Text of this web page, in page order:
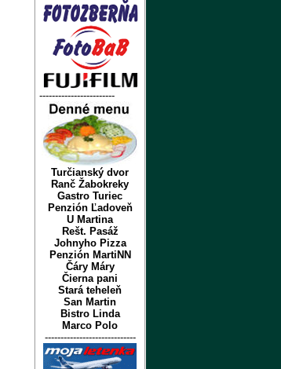
------------------------
Turčianský dvor
Ranč Žabokreky
Gastro Turiec
Penzión Ľadoveň
U Martina
Rešt. Pasáž
Johnyho Pizza
Penzión MartiNN
Čáry Máry
Čierna pani
Stará teheleň
San Martin
Bistro Linda
Marco Polo
-----------------------------